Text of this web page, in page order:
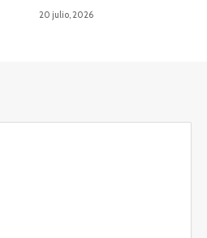
20 julio, 2026